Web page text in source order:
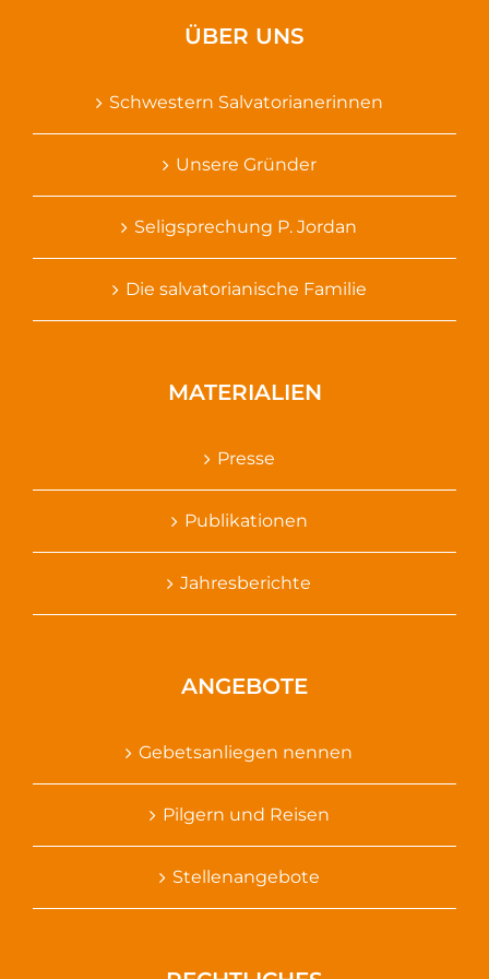
ÜBER UNS
Schwestern Salvatorianerinnen
Unsere Gründer
Seligsprechung P. Jordan
Die salvatorianische Familie
MATERIALIEN
Presse
Publikationen
Jahresberichte
ANGEBOTE
Gebetsanliegen nennen
Pilgern und Reisen
Stellenangebote